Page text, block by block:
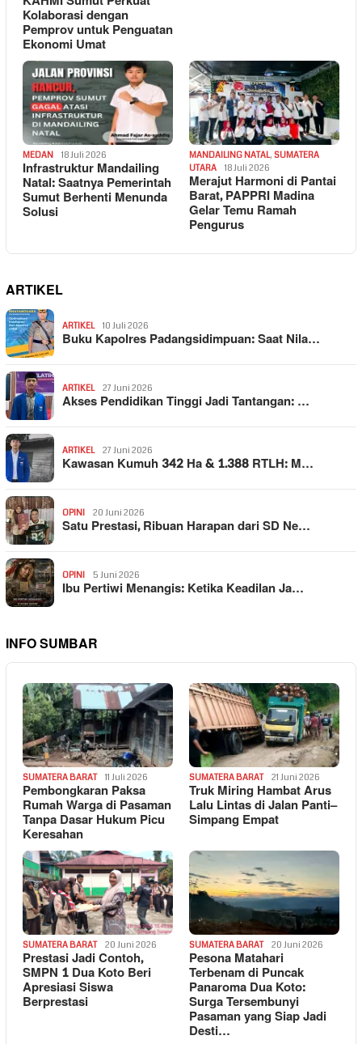
Kolaborasi dengan
Pemprov untuk Penguatan
Ekonomi Umat
MEDAN 18 Juli 2026
Infrastruktur Mandailing
Natal: Saatnya Pemerintah
Sumut Berhenti Menunda
Solusi
MANDAILING NATAL, SUMATERA
UTARA
18 Juli 2026
Merajut Harmoni di Pantai
Barat, PAPPRI Madina
Gelar Temu Ramah
Pengurus
ARTIKEL
ARTIKEL 10 Juli 2026
Buku Kapolres Padangsidimpuan: Saat Nila…
ARTIKEL 27 Juni 2026
Akses Pendidikan Tinggi Jadi Tantangan: …
ARTIKEL 27 Juni 2026
Kawasan Kumuh 342 Ha & 1.388 RTLH: M…
OPINI 20 Juni 2026
Satu Prestasi, Ribuan Harapan dari SD Ne…
OPINI 5 Juni 2026
Ibu Pertiwi Menangis: Ketika Keadilan Ja…
INFO SUMBAR
SUMATERA BARAT 11 Juli 2026
Pembongkaran Paksa
Rumah Warga di Pasaman
Tanpa Dasar Hukum Picu
Keresahan
SUMATERA BARAT 21 Juni 2026
Truk Miring Hambat Arus
Lalu Lintas di Jalan Panti–
Simpang Empat
SUMATERA BARAT 20 Juni 2026
Prestasi Jadi Contoh,
SMPN 1 Dua Koto Beri
Apresiasi Siswa
Berprestasi
SUMATERA BARAT 20 Juni 2026
Pesona Matahari
Terbenam di Puncak
Panaroma Dua Koto:
Surga Tersembunyi
Pasaman yang Siap Jadi
Desti…